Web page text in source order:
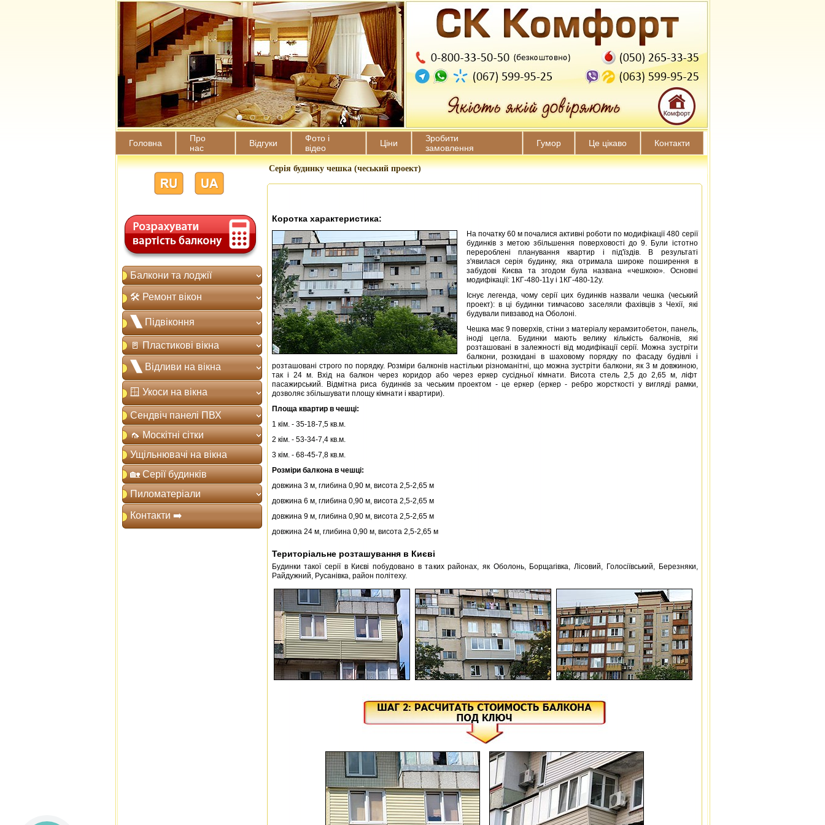
Головна
Про
нас
Відгуки
Фото і
відео
Ціни
Зробити
замовлення
Гумор Це цікаво Контакти
Балкони та лоджії
🛠️ Ремонт вікон
🙽 Підвіконня
🚪 Пластикові вікна
🙽 Відливи на вікна
🪟 Укоси на вікна
Сендвіч панелі ПВХ
🦟 Москітні сітки
Ущільнювачі на вікна
🏡 Серії будинків
Пиломатеріали
Контакти ➡️
Серія будинку чешка (чеський проект)
Коротка характеристика:
На початку 60 м почалися активні роботи по модифікації 480 серії
будинків з метою збільшення поверховості до 9. Були істотно
перероблені планування квартир і під'їздів. В результаті
з'явилася серія будинку, яка отримала широке поширення в
забудові Києва та згодом була названа «чешкою». Основні
модифікації: 1КГ-480-11у і 1КГ-480-12у.
Існує легенда, чому серії цих будинків назвали чешка (чеський
проект): в ці будинки тимчасово заселяли фахівців з Чехії, які
будували пивзавод на Оболоні.
Чешка має 9 поверхів, стіни з матеріалу керамзитобетон, панель,
іноді цегла. Будинки мають велику кількість балконів, які
розташовані в залежності від модифікації серії. Можна зустріти
балкони, розкидані в шаховому порядку по фасаду будівлі і
розташовані строго по порядку. Розміри балконів настільки різноманітні, що можна зустріти балкони, як 3 м довжиною,
так і 24 м. Вхід на балкон через коридор або через еркер сусідньої кімнати. Висота стель 2,5 до 2,65 м, ліфт
пасажирський. Відмітна риса будинків за чеським проектом - це еркер (еркер - ребро жорсткості у вигляді рамки,
дозволяє збільшувати площу кімнати і квартири).
Площа квартир в чешці:
1 кім. - 35-18-7,5 кв.м.
2 кім. - 53-34-7,4 кв.м.
3 кім. - 68-45-7,8 кв.м.
Розміри балкона в чешці:
довжина 3 м, глибина 0,90 м, висота 2,5-2,65 м
довжина 6 м, глибина 0,90 м, висота 2,5-2,65 м
довжина 9 м, глибина 0,90 м, висота 2,5-2,65 м
довжина 24 м, глибина 0,90 м, висота 2,5-2,65 м
Територіальне розташування в Києві
Будинки такої серії в Києві побудовано в таких районах, як Оболонь, Борщагівка, Лісовий, Голосіївський, Березняки,
Райдужний, Русанівка, район політеху.